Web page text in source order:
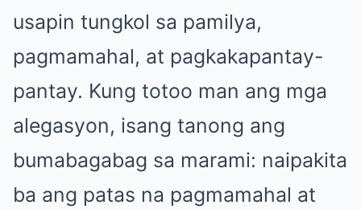
usapin tungkol sa pamilya,
pagmamahal, at pagkakapantay-
pantay. Kung totoo man ang mga
alegasyon, isang tanong ang
bumabagabag sa marami: naipakita
ba ang patas na pagmamahal at